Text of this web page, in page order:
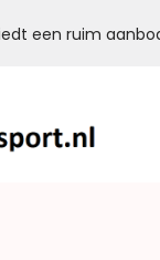
een ruim